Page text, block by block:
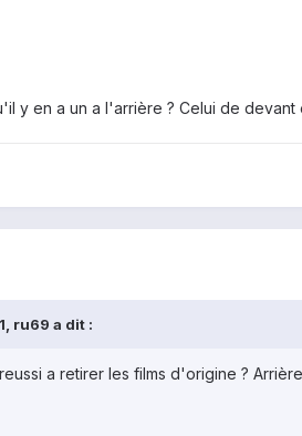
y en a un a l'arrière ? Celui de
ru69 a dit :
a retirer les films d'origine ?